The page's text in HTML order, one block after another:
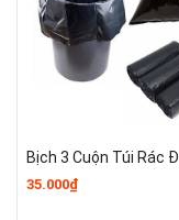
35.000₫